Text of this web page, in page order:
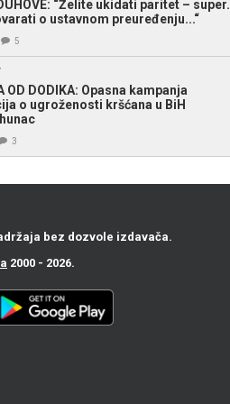
“Želite ukidati paritet – super.
o ustavnom preuređenju...“
5
OD DODIKA: Opasna kampanja
o ugroženosti kršćana u BiH
3
bez dozvole izdavača.
2000 - 2026.